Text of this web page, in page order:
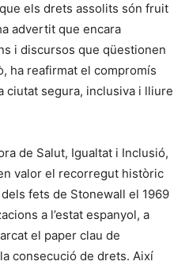
els drets assolits són fruit
advertit que encara
i discursos que qüestionen
ha reafirmat el compromís
ciutat segura, inclusiva i lliure
de Salut, Igualtat i Inclusió,
valor el recorregut històric
fets de Stonewall el 1969
a l’estat espanyol, a
el paper clau de
consecució de drets. Així